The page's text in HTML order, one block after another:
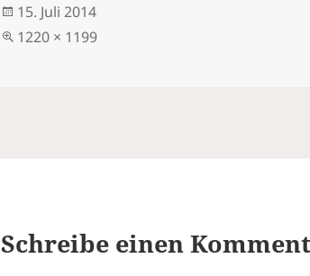
Veröffentlicht
am
15. Juli 2014
Volle
1220 × 1199
Schreibe einen